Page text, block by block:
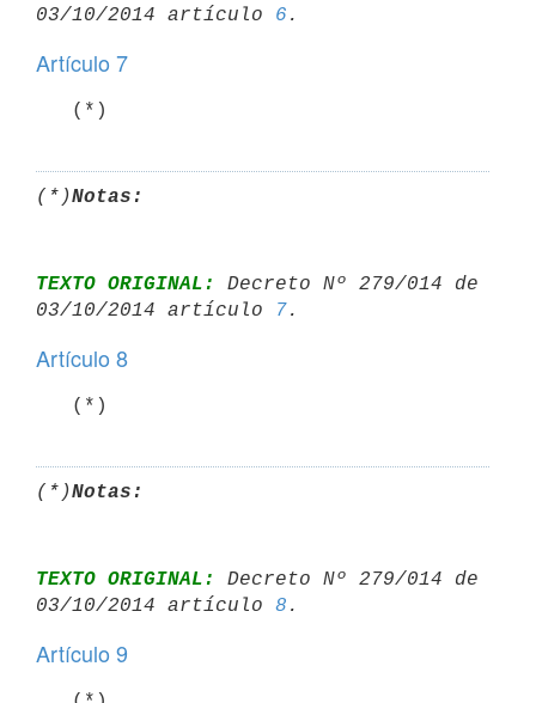
03/10/2014 artículo 6
Artículo 7
   (*)
(*)Notas:
TEXTO ORIGINAL:
Decreto Nº 279/014 de
03/10/2014 artículo
7
Artículo 8
   (*)
(*)Notas:
TEXTO ORIGINAL:
Decreto Nº 279/014 de
03/10/2014 artículo 8
Artículo 9